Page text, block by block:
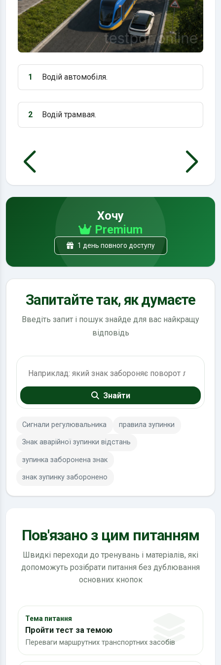
Варіант 1:
1 Водій автомобіля.
Варіант 2:
2 Водій трамвая.
Хочу
Premium
1 день повного доступу
Запитайте так, як думаєте
Введіть запит і пошук знайде для вас найкращу
відповідь
Знайти
Сигнали регулювальника правила зупинки
Знак аварійної зупинки відстань
зупинка заборонена знак
знак зупинку заборонено
Пов'язано з цим питанням
Швидкі переходи до тренувань і матеріалів, які
допоможуть розібрати питання без дублювання
основних кнопок
Тема питання
Пройти тест за темою
Переваги маршрутних транспортних засобів